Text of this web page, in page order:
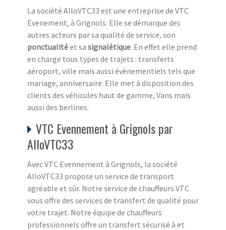
La société AlloVTC33 est une entreprise de VTC
Evenement, à Grignols. Elle se démarque des
autres acteurs par sa qualité de service, son
ponctualitéet sa signalétique. En effet elle prend
en charge tous types de trajets : transferts
aéroport, ville mais aussi évènementiels tels que
mariage, anniversaire. Elle met à disposition des
clients des véhicules haut de gamme, Vans mais
aussi des berlines.
VTC Evennement à Grignols par
AlloVTC33
Avec VTC Evennement à Grignols, la société
AlloVTC33 propose un service de transport
agréable et sûr. Notre service de chauffeurs VTC
vous offre des services de transfert de qualité pour
votre trajet. Notre équipe de chauffeurs
professionnels offre un transfert sécurisé à et